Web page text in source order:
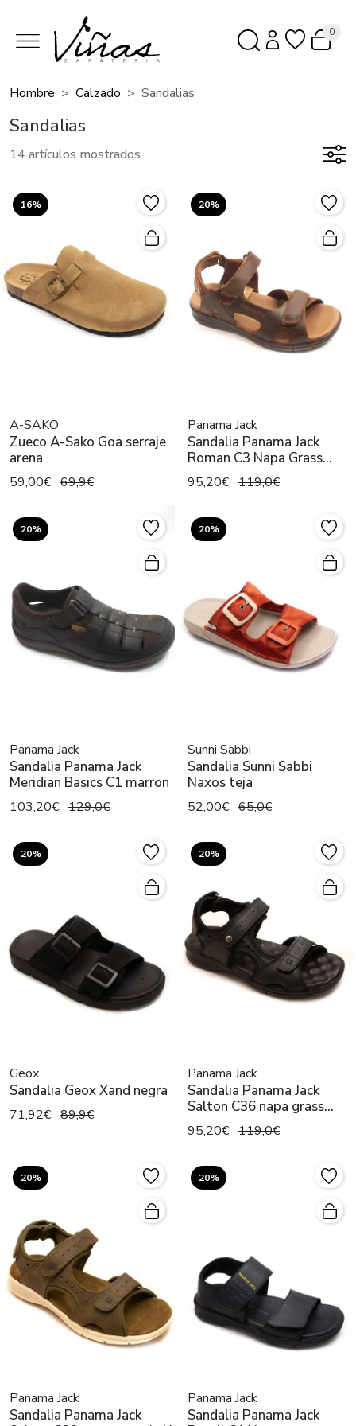
0
Hombre Calzado Sandalias
Sandalias
14 artículos mostrados
16%
A-SAKO
Zueco A-Sako Goa serraje
arena
59,00€ 69,9€
20%
Panama Jack
Sandalia Panama Jack
Roman C3 Napa Grass
Cuero
95,20€ 119,0€
20%
Panama Jack
Sandalia Panama Jack
Meridian Basics C1 marron
103,20€ 129,0€
20%
Sunni Sabbi
Sandalia Sunni Sabbi
Naxos teja
52,00€ 65,0€
20%
Geox
Sandalia Geox Xand negra
71,92€ 89,9€
20%
Panama Jack
Sandalia Panama Jack
Salton C36 napa grass
negro
95,20€ 119,0€
20%
Panama Jack
Sandalia Panama Jack
20%
Panama Jack
Sandalia Panama Jack